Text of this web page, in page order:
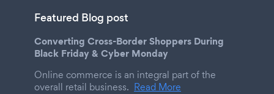
Featured Blog post
Converting Cross-Border Shoppers During
Black Friday & Cyber Monday
Online commerce is an integral part of the
overall retail business. Read More